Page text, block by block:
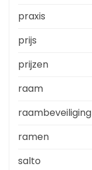
praxis
prijs
prijzen
raam
raambeveiliging
ramen
salto